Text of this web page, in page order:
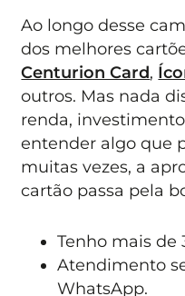
Ao longo desse
dos melhores
Centurion Card,
outros. Mas nada
renda,
entender algo que
muitas vezes, a
cartão passa pela
Tenho mais de
Atendimento
WhatsApp.